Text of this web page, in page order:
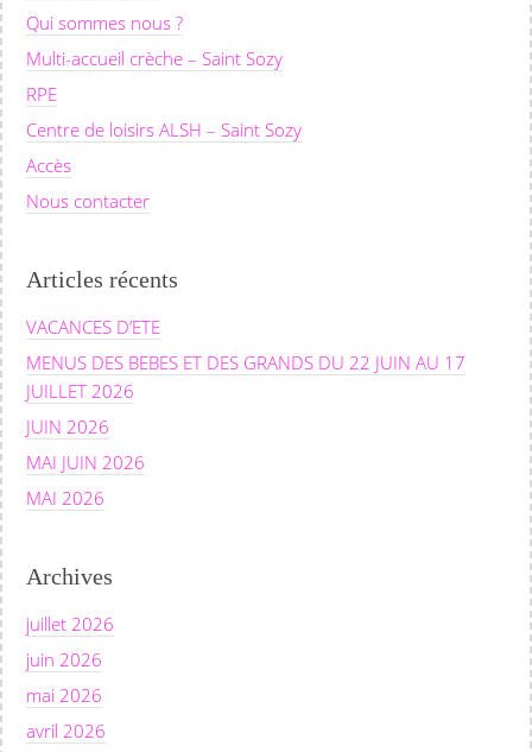
Qui sommes nous ?
Multi-accueil crèche – Saint Sozy
RPE
Centre de loisirs ALSH – Saint Sozy
Accès
Nous contacter
Articles récents
VACANCES D’ETE
MENUS DES BEBES ET DES GRANDS DU 22 JUIN AU 17
JUILLET 2026
JUIN 2026
MAI JUIN 2026
MAI 2026
Archives
juillet 2026
juin 2026
mai 2026
avril 2026